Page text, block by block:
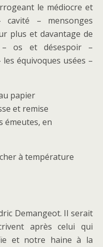
le médiocre et
– mensonges
plus et davantage de
os et désespoir –
équivoques usées –
papier
et remise
émeutes, en
à température
Demangeot. Il serait
après celui qui
et notre haine à la